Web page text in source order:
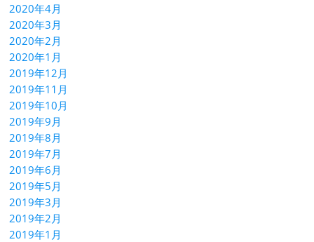
2020年4月
2020年3月
2020年2月
2020年1月
2019年12月
2019年11月
2019年10月
2019年9月
2019年8月
2019年7月
2019年6月
2019年5月
2019年3月
2019年2月
2019年1月